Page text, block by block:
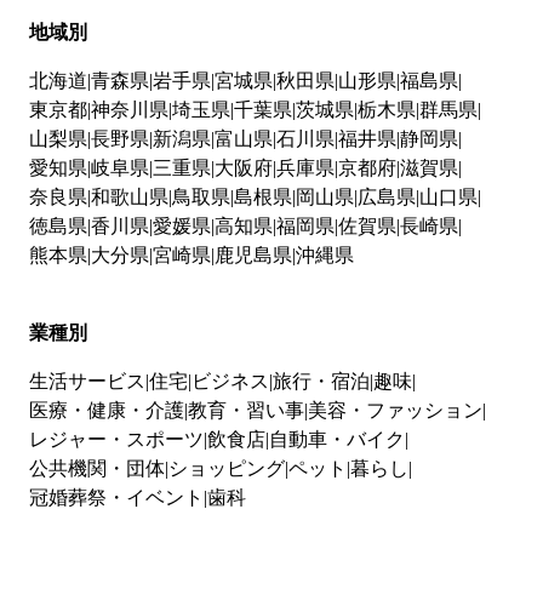
地域別
北海道 青森県 岩手県 宮城県 秋田県 山形県 福島県
東京都神奈川県 埼玉県 千葉県 茨城県 栃木県 群馬県
山梨県 長野県 新潟県 富山県 石川県 福井県 静岡県
愛知県 岐阜県 三重県 大阪府兵庫県 京都府滋賀県
奈良県 和歌山県 鳥取県 島根県 岡山県 広島県 山口県
徳島県 香川県 愛媛県 高知県 福岡県 佐賀県 長崎県
熊本県 大分県 宮崎県 鹿児島県 沖縄県
業種別
生活サービス 住宅 ビジネス 旅行・宿泊 趣味
医療・健康・介護教育・習い事 美容・ファッション
レジャー・スポーツ 飲食店 自動車・バイク
公共機関・団体 ショッピングペット 暮らし
冠婚葬祭・イベント 歯科